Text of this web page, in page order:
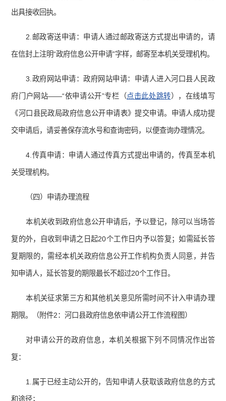
出具接收回执。
2.邮政寄送申请：申请人通过邮政寄送方式提出申请的，请
在信封上注明“政府信息公开申请”字样，邮寄至本机关受理机构。
3.政府网站申请：政府网站申请：申请人进入河口县人民政
府门户网站——“依申请公开”专栏（点击此处跳转），在线填写
《河口县民政局政府信息公开申请表》提交申请。申请人成功提
交申请后，请妥善保存流水号和查询密码，以便查询办理情况。
4.传真申请：申请人通过传真方式提出申请的，传真至本机
关受理机构。
（四）申请办理流程
本机关收到政府信息公开申请后，予以登记，除可以当场答
复的外，自收到申请之日起20个工作日内予以答复；如需延长答
复期限的，需经本机关政府信息公开工作机构负责人同意，并告
知申请人，延长答复的期限最长不超过20个工作日。
本机关征求第三方和其他机关意见所需时间不计入申请办理
期限。（附件2：河口县政府信息依申请公开工作流程图）
对申请公开的政府信息，本机关根据下列不同情况作出答
复：
1.属于已经主动公开的，告知申请人获取该政府信息的方式
和途径；